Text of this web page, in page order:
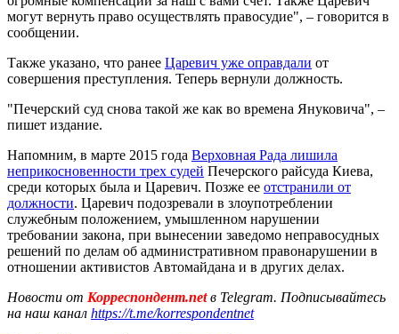
могут вернуть право осуществлять правосудие", – говорится в
сообщении.
Также указано, что ранее Царевич уже оправдали от
совершения преступления. Теперь вернули должность.
"Печерский суд снова такой же как во времена Януковича", –
пишет издание.
Напомним, в марте 2015 года Верховная Рада лишила
неприкосновенности трех судей Печерского райсуда Киева,
среди которых была и Царевич. Позже ее отстранили от
должности. Царевич подозревали в злоупотреблении
служебным положением, умышленном нарушении
требовании закона, при вынесении заведомо неправосудных
решений по делам об административном правонарушении в
отношении активистов Автомайдана и в других делах.
Новости от Корреспондент.netв Telegram. Подписывайтесь
на наш канал https://t.me/korrespondentnet